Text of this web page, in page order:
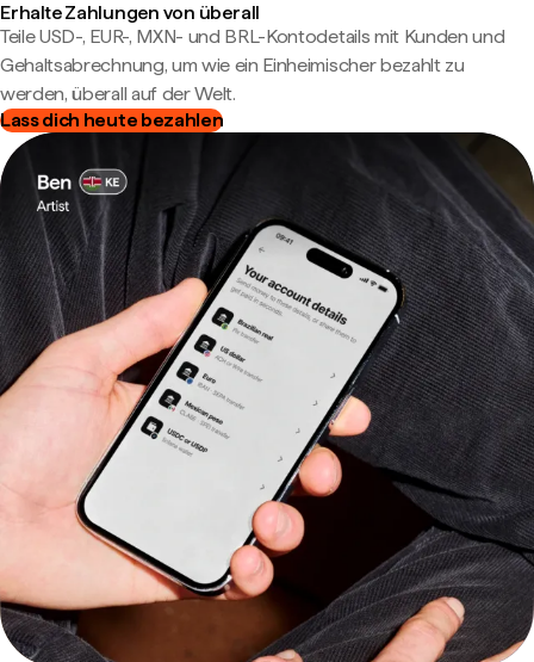
Erhalte Zahlungen von überall
Teile USD-, EUR-, MXN- und BRL-Kontodetails mit Kunden und
Gehaltsabrechnung, um wie ein Einheimischer bezahlt zu
werden, überall auf der Welt.
Lass dich heute bezahlen